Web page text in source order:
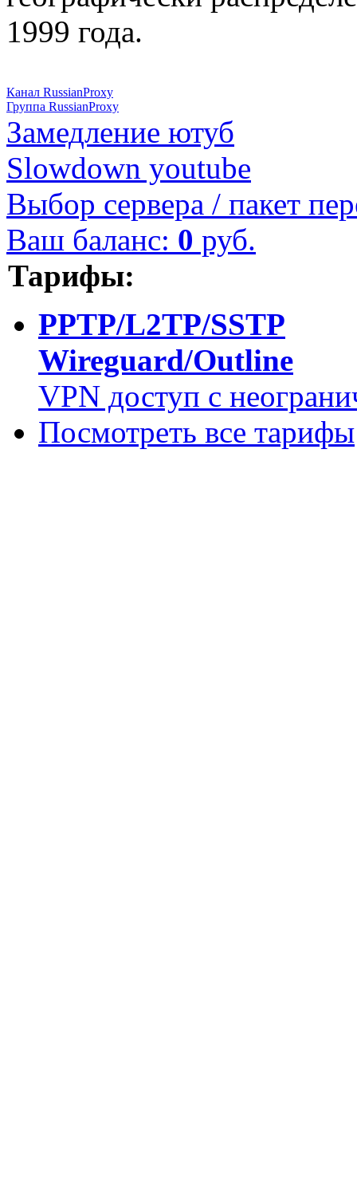
1999 года.
Канал RussianProxy
Группа RussianProxy
Замедление ютуб
Slowdown youtube
Выбор сервера / пакет
Ваш баланс: 0 руб.
Тарифы:
PPTP/L2TP/SSTP
Wireguard/Outline
VPN доступ с
Посмотреть все тарифы